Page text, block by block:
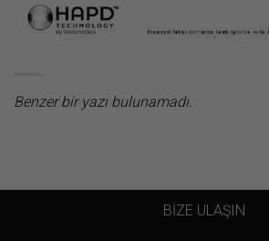
Benzer bir yazı bulunamadı.
BİZE ULAŞIN